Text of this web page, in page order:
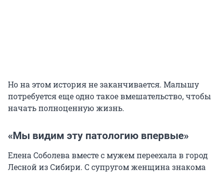
Но на этом история не заканчивается. Малышу
потребуется еще одно такое вмешательство, чтобы
начать полноценную жизнь.
«Мы видим эту патологию впервые»
Елена Соболева вместе с мужем переехала в город
Лесной из Сибири. С супругом женщина знакома